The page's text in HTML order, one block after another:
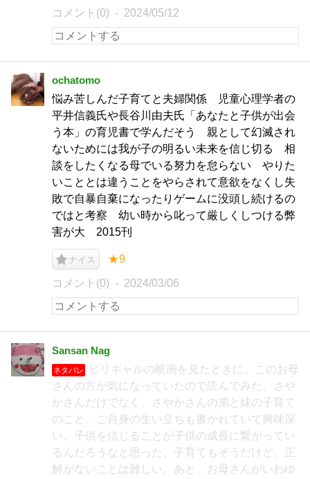
コメント(0) 2024/05/12
ochatomo
悩み苦しんだ子育てと夫婦関係 児童心理学者の
平井信義氏や長谷川由夫氏「あなたと子供が出会
う本」の育児書で学んだそう 親として幻滅され
ないためには我が子の明るい未来を信じ切る 相
談をしたくなる母でいる努力を怠らない やりた
いこととは違うことをやらされて意欲をなくし失
敗で自暴自棄になったりゲームに没頭し続けるの
ではと考察 幼い時から叱って厳しくしつける弊
害が大 2015刊
ナイス ★9
コメント(0) 2024/03/06
Sansan Nag
ネタバレ
ビリギャルの映画を見たときに、このお母
さんの方が気になっていたので読んでみた。さや
かさんだけでなく、さやかさんの弟と妹の子育て
のこと、ご自身の生い立ちも書かれていて興味深
い。子供を信じることが子供の成長に繋がってい
るんだろうなと思った。子育てもそうだけど、正
解がないことは難しい。あと、お母さんがいわゆ